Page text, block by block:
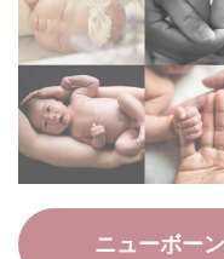
ニューボー